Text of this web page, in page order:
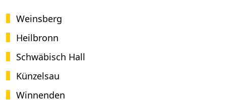
Weinsberg
Heilbronn
Schwäbisch Hall
Künzelsau
Winnenden